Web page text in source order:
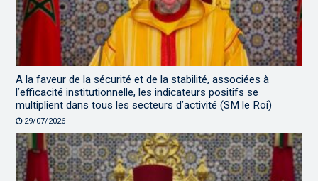
A la faveur de la sécurité et de la stabilité, associées à
l’efficacité institutionnelle, les indicateurs positifs se
multiplient dans tous les secteurs d’activité (SM le Roi)
29/07/2026